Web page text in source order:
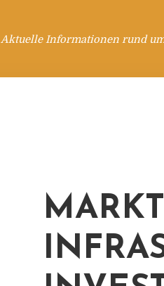
Aktuelle Informationen rund